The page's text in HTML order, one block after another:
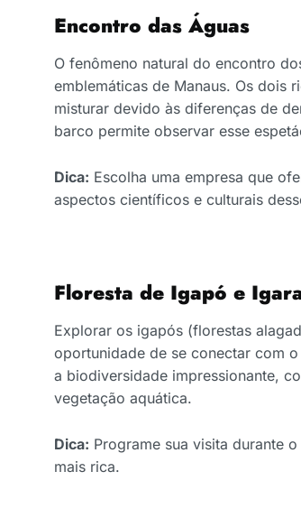
Encontro das Águas
O fenômeno natural do encontro
emblemáticas de Manaus. Os dois
misturar devido às diferenças de
barco permite observar esse
Dica: Escolha uma empresa que
aspectos científicos e culturais
Floresta de Igapó e
Explorar os igapós (florestas
oportunidade de se conectar com
a biodiversidade impressionante,
vegetação aquática.
Dica: Programe sua visita durante
mais rica.